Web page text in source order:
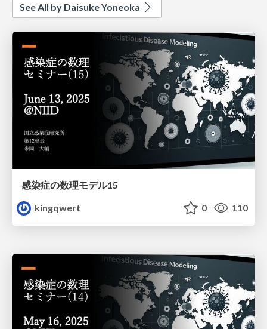
See All by Daisuke Yoneoka
感染症の数理モデル15
kingqwert
0 110